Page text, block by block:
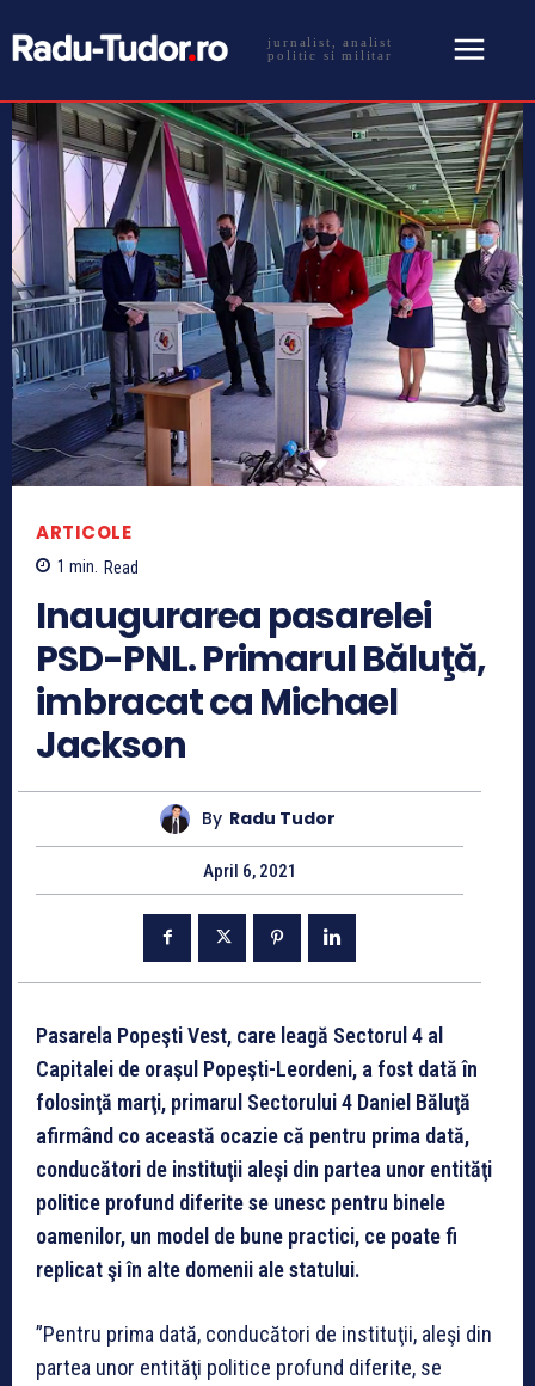
jurnalist, analist
politic si militar
ARTICOLE
1 min. Read
Inaugurarea pasarelei
PSD-PNL. Primarul Băluţă,
imbracat ca Michael
Jackson
By Radu Tudor
April 6, 2021
Pasarela Popeşti Vest, care leagă Sectorul 4 al
Capitalei de oraşul Popeşti-Leordeni, a fost dată în
folosinţă marţi, primarul Sectorului 4 Daniel Băluţă
afirmând co această ocazie că pentru prima dată,
conducători de instituţii aleşi din partea unor entităţi
politice profund diferite se unesc pentru binele
oamenilor, un model de bune practici, ce poate fi
replicat şi în alte domenii ale statului.
”Pentru prima dată, conducători de instituţii, aleşi din
partea unor entităţi politice profund diferite, se